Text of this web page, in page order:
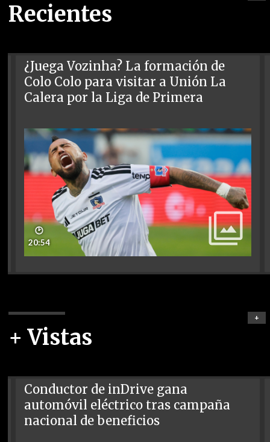
Recientes
¿Juega Vozinha? La formación de
Colo Colo para visitar a Unión La
Calera por la Liga de Primera
🕑
20:54
+ Vistas
+
Conductor de inDrive gana
automóvil eléctrico tras campaña
nacional de beneficios